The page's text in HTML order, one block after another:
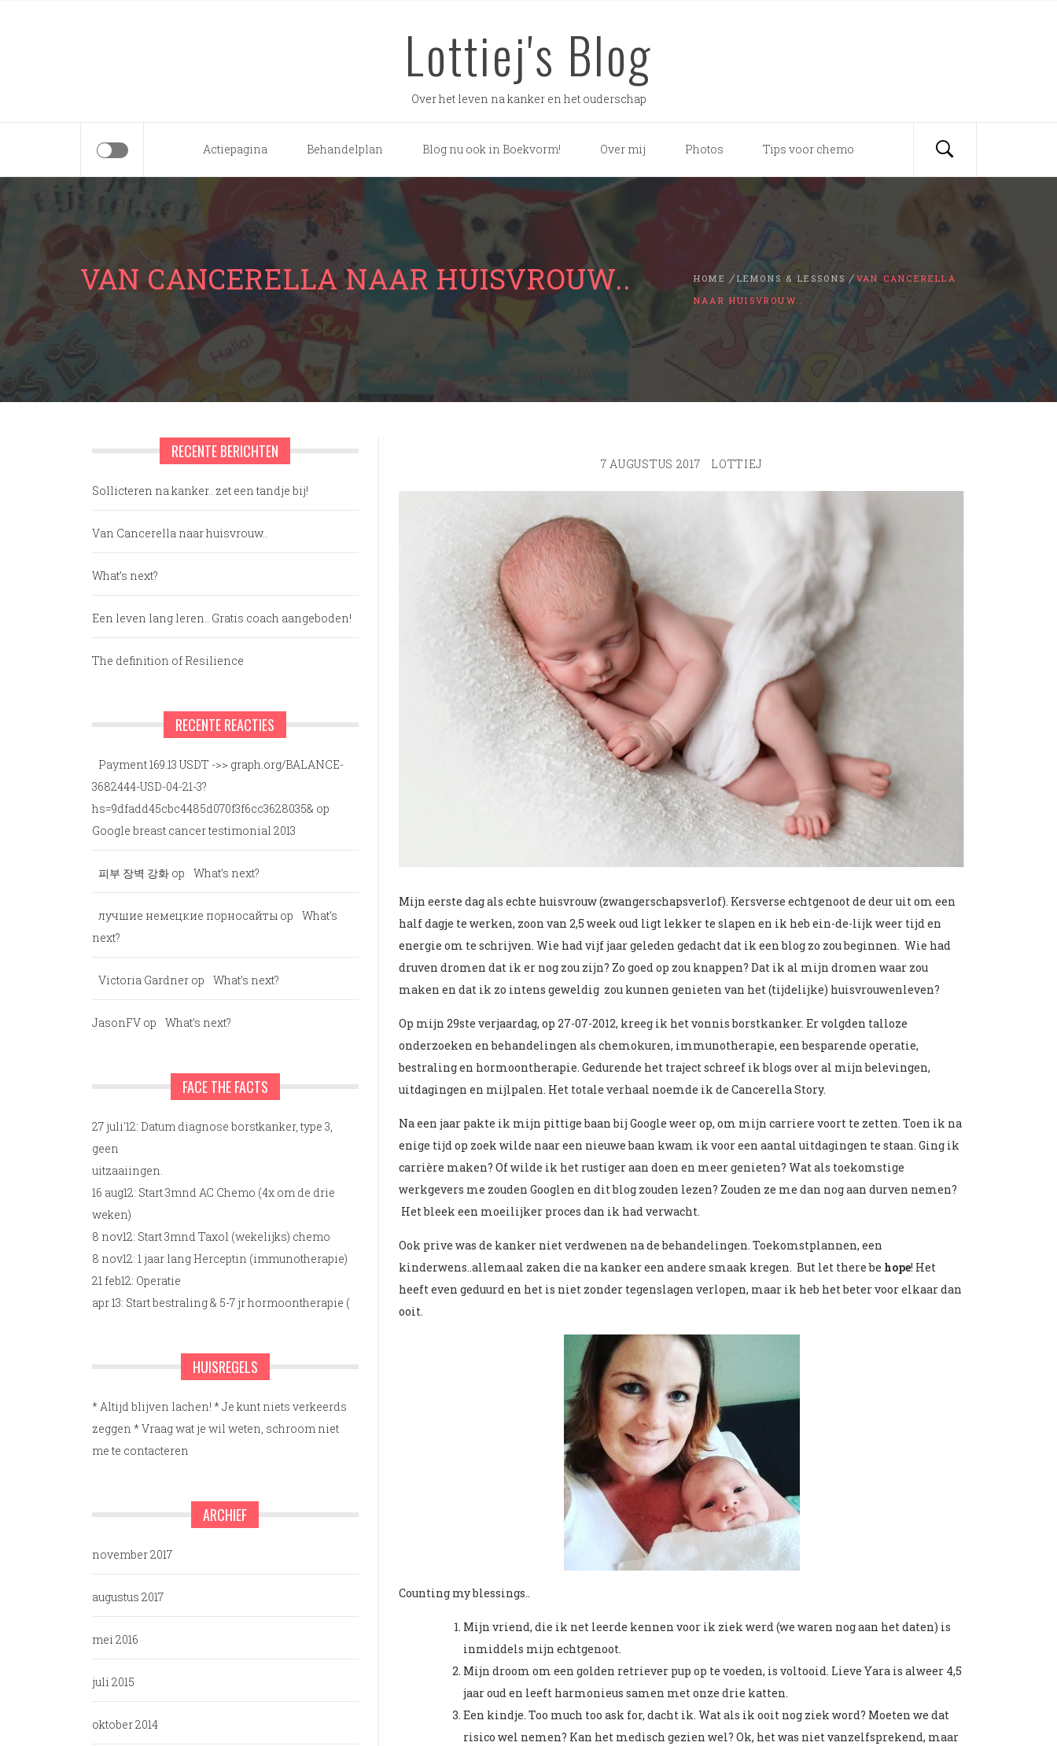
Lottiej's Blog
Over het leven na kanker en het ouderschap
Actiepagina Behandelplan Blog nu ook in Boekvorm! Over mij Photos Tips voor chemo
VAN CANCERELLA NAAR HUISVROUW.. HOME LEMONS & LESSONS
VAN CANCERELLA
NAAR HUISVROUW..
7 AUGUSTUS 2017 LOTTIEJ
Mijn eerste dag als echte huisvrouw (zwangerschapsverlof). Kersverse echtgenoot de deur uit om een
half dagje te werken, zoon van 2,5 week oud ligt lekker te slapen en ik heb ein-de-lijk weer tijd en
energie om te schrijven. Wie had vijf jaar geleden gedacht dat ik een blog zo zou beginnen. Wie had
druven dromen dat ik er nog zou zijn? Zo goed op zou knappen? Dat ik al mijn dromen waar zou
maken en dat ik zo intens geweldig zou kunnen genieten van het (tijdelijke) huisvrouwenleven?
Op mijn 29ste verjaardag, op 27-07-2012, kreeg ik het vonnis borstkanker. Er volgden talloze
onderzoeken en behandelingen als chemokuren, immunotherapie, een besparende operatie,
bestraling en hormoontherapie. Gedurende het traject schreef ik blogs over al mijn belevingen,
uitdagingen en mijlpalen. Het totale verhaal noemde ik de Cancerella Story.
Na een jaar pakte ik mijn pittige baan bij Google weer op, om mijn carriere voort te zetten. Toen ik na
enige tijd op zoek wilde naar een nieuwe baan kwam ik voor een aantal uitdagingen te staan. Ging ik
carrière maken? Of wilde ik het rustiger aan doen en meer genieten? Wat als toekomstige
werkgevers me zouden Googlen en dit blog zouden lezen? Zouden ze me dan nog aan durven nemen?
Het bleek een moeilijker proces dan ik had verwacht.
Ook prive was de kanker niet verdwenen na de behandelingen. Toekomstplannen, een
kinderwens..allemaal zaken die na kanker een andere smaak kregen. But let there be hope! Het
heeft even geduurd en het is niet zonder tegenslagen verlopen, maar ik heb het beter voor elkaar dan
ooit.
Counting my blessings..
Mijn vriend, die ik net leerde kennen voor ik ziek werd (we waren nog aan het daten) is
inmiddels mijn echtgenoot.
Mijn droom om een golden retriever pup op te voeden, is voltooid. Lieve Yara is alweer 4,5
jaar oud en leeft harmonieus samen met onze drie katten.
Een kindje. Too much too ask for, dacht ik. Wat als ik ooit nog ziek word? Moeten we dat
risico wel nemen? Kan het medisch gezien wel? Ok, het was niet vanzelfsprekend, maar
RECENTE BERICHTEN
Sollicteren na kanker.. zet een tandje bij!
Van Cancerella naar huisvrouw..
What’s next?
Een leven lang leren.. Gratis coach aangeboden!
The definition of Resilience
RECENTE REACTIES
Payment 169.13 USDT ->> graph.org/BALANCE-
3682444-USD-04-21-3?
hs=9dfadd45cbc4485d070f3f6cc3628035& op
Google breast cancer testimonial 2013
피부 장벽 강화 op What’s next?
лучшие немецкие порносайты op
What’s
next?
Victoria Gardner op What’s next?
JasonFV op What’s next?
FACE THE FACTS
27 juli'12: Datum diagnose borstkanker, type 3,
geen
uitzaaiingen.
16 aug12: Start 3mnd AC Chemo (4x om de drie
weken)
8 nov12: Start 3mnd Taxol (wekelijks) chemo
8 nov12: 1 jaar lang Herceptin (immunotherapie)
21 feb12: Operatie
apr 13: Start bestraling & 5-7 jr hormoontherapie (
HUISREGELS
* Altijd blijven lachen! * Je kunt niets verkeerds
zeggen * Vraag wat je wil weten, schroom niet
me te contacteren
ARCHIEF
november 2017
augustus 2017
mei 2016
juli 2015
oktober 2014